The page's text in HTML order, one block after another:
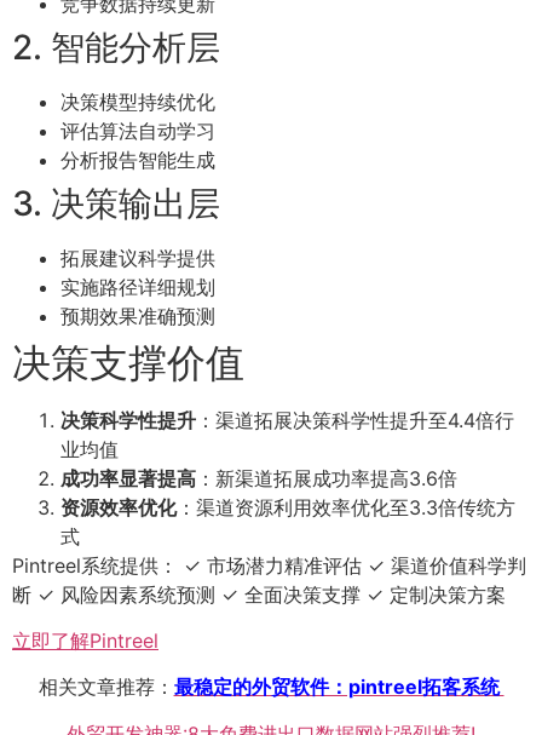
2. 智能分析层
决策模型持续优化
评估算法自动学习
分析报告智能生成
3. 决策输出层
拓展建议科学提供
实施路径详细规划
预期效果准确预测
决策支撑价值
决策科学性提升 ：渠道拓展决策科学性提升至4.4倍行
业均值
成功率显著提高 ：新渠道拓展成功率提高3.6倍
资源效率优化：渠道资源利用效率优化至3.3倍传统方
式
Pintreel系统提供： ✓ 市场潜力精准评估 ✓ 渠道价值科学判
断 ✓ 风险因素系统预测 ✓ 全面决策支撑 ✓ 定制决策方案
立即了解Pintreel
相关文章推荐： 最稳定的外贸软件：pintreel拓客系统